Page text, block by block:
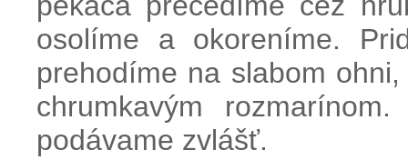
osolíme a okoreníme.
prehodíme na slabom
chrumkavým
podávame zvlášť.